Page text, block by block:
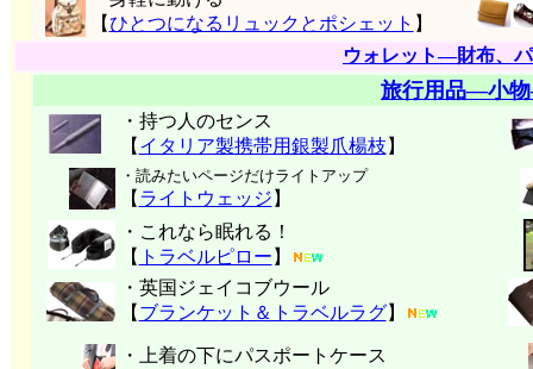
【ひとつになるリュックとポシェット 】
ウォレット―財布、
旅行用品―小
・持つ人のセンス
【 イタリア製携帯用銀製爪楊枝 】
・読みたいページだけライトアップ
【 ライトウェッジ 】
・これなら眠れる！
【 トラベルピロー 】
・英国ジェイコブウール
【 ブランケット＆トラベルラグ】
・上着の下にパスポートケース